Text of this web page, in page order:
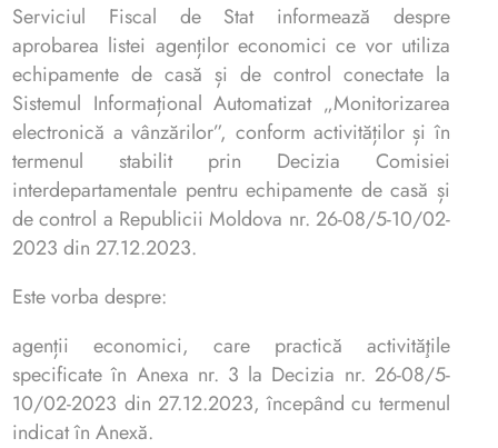
Serviciul Fiscal de Stat informează despre
aprobarea listei agenților economici ce vor utiliza
echipamente de casă și de control conectate la
Sistemul Informațional Automatizat „Monitorizarea
electronică a vânzărilor”, conform activităților și în
termenul stabilit prin Decizia Comisiei
interdepartamentale pentru echipamente de casă și
de control a Republicii Moldova nr. 26-08/5-10/02-
2023 din 27.12.2023.
Este vorba despre:
agenții economici, care practică activităţile
specificate în Anexa nr. 3 la Decizia nr. 26-08/5-
10/02-2023 din 27.12.2023, începând cu termenul
indicat în Anexă.